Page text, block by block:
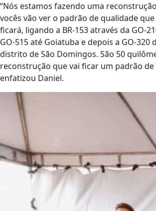
“Nós estamos fazendo uma
vocês vão ver o padrão de qualidade
ficará, ligando a BR-153 através da GO-
GO-515 até Goiatuba e depois a GO-320
distrito de São Domingos. São 50
reconstrução que vai ficar um padrão de
enfatizou Daniel.